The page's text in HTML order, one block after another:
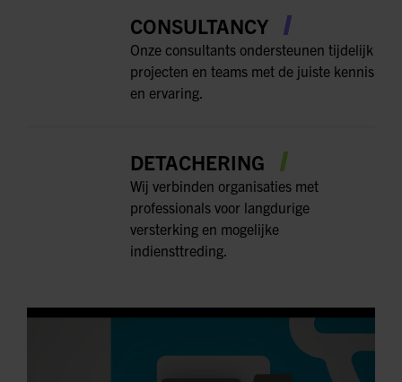
CONSULTANCY
Onze consultants ondersteunen tijdelijk
projecten en teams met de juiste kennis
en ervaring.
DETACHERING
Wij verbinden organisaties met
professionals voor langdurige
versterking en mogelijke
indiensttreding.